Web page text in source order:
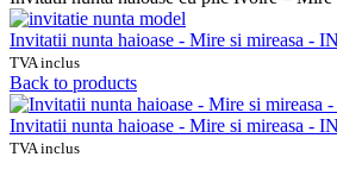
Invitatii nunta haioase - Mire si mireasa -
TVA inclus
Back to products
Invitatii nunta haioase - Mire si mireasa -
TVA inclus